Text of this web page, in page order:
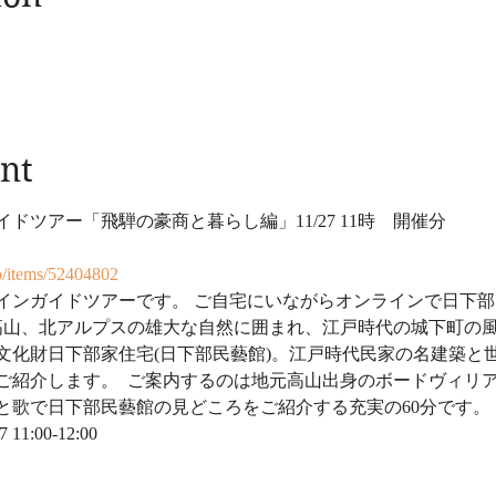
ドツアー「飛騨の豪商と暮らし編」11/27 11時　開催分
items/52404802
ンガイドツアーです。 ご自宅にいながらオンラインで日下
、北アルプスの雄大な自然に囲まれ、江戸時代の城下町の
化財日下部家住宅(日下部民藝館)。江戸時代民家の名建築と
紹介します。  ご案内するのは地元高山出身のボードヴィリ
で日下部民藝館の見どころをご紹介する充実の60分です。
11:00-12:00